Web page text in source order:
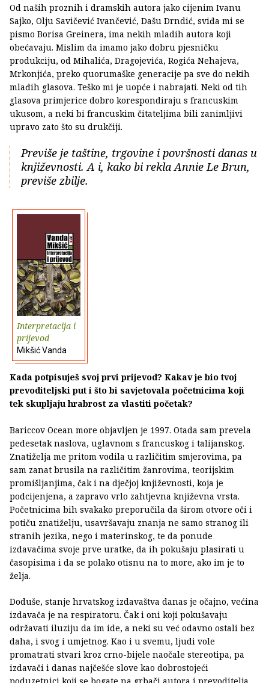
Od naših proznih i dramskih autora jako cijenim Ivanu
Sajko, Olju Savičević Ivančević, Dašu Drndić, sviđa mi se
pismo Borisa Greinera, ima nekih mladih autora koji
obećavaju. Mislim da imamo jako dobru pjesničku
produkciju, od Mihalića, Dragojevića, Rogića Nehajeva,
Mrkonjića, preko quorumaške generacije pa sve do nekih
mlađih glasova. Teško mi je uopće i nabrajati. Neki od tih
glasova primjerice dobro korespondiraju s francuskim
ukusom, a neki bi francuskim čitateljima bili zanimljivi
upravo zato što su drukčiji.
Previše je taštine, trgovine i površnosti danas u
književnosti. A i, kako bi rekla Annie Le Brun,
previše zbilje.
Interpretacija i
prijevod
Mikšić Vanda
Kada potpisuješ svoj prvi prijevod? Kakav je bio tvoj
prevoditeljski put i što bi savjetovala početnicima koji
tek skupljaju hrabrost za vlastiti početak?
Bariccov Ocean more objavljen je 1997. Otada sam prevela
pedesetak naslova, uglavnom s francuskog i talijanskog.
Znatiželja me pritom vodila u različitim smjerovima, pa
sam zanat brusila na različitim žanrovima, teorijskim
promišljanjima, čak i na dječjoj književnosti, koja je
podcijenjena, a zapravo vrlo zahtjevna književna vrsta.
Početnicima bih svakako preporučila da širom otvore oči i
potiču znatiželju, usavršavaju znanja ne samo stranog ili
stranih jezika, nego i materinskog, te da ponude
izdavačima svoje prve uratke, da ih pokušaju plasirati u
časopisima i da se polako otisnu na to more, ako im je to
želja.
Doduše, stanje hrvatskog izdavaštva danas je očajno, većina
izdavača je na respiratoru. Čak i oni koji pokušavaju
održavati iluziju da im ide, a neki su već odavno ostali bez
daha, i svog i umjetnog. Kao i u svemu, ljudi vole
promatrati stvari kroz crno-bijele naočale stereotipa, pa
izdavači i danas najčešće slove kao dobrostojeći
poduzetnici koji se bogate na grbači autora i prevoditelja,